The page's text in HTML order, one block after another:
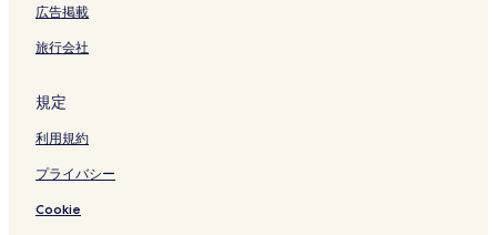
広告掲載
旅行会社
規定
利用規約
プライバシー
Cookie